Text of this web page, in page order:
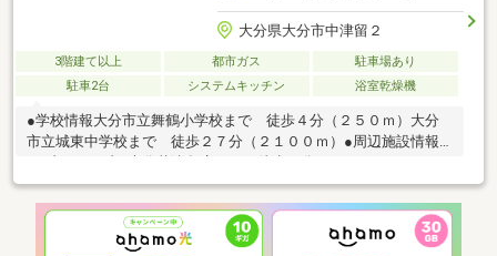
大分県大分市中津留２
3階建て以上 都市ガス
駐車場あり
駐車2台
システムキッチン 浴室乾燥機
●学校情報大分市立舞鶴小学校まで 徒歩４分（２５０ｍ）大分
市立城東中学校まで 徒歩２７分（２１００ｍ）●周辺施設情報
ーまるや津留店まで 徒歩８分（６００ｍ）●ハザードマップ情
報当物件は洪水ハザードマップにおいて、５ｍ未満の浸水想定区
域に含まれています。＼土日祝日も営業中！／＜メール登録で優
先的に新着物件配信可能です！＞株式会社いふう〒８７０－００